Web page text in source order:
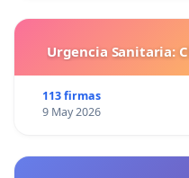
Urgencia Sanitaria:
113 firmas
9 May 2026